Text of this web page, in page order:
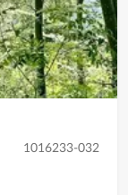
1016233-032